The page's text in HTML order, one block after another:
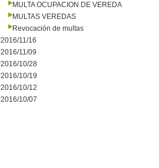
MULTA OCUPACION DE VEREDA
MULTAS VEREDAS
Revocación de multas
2016/11/16
2016/11/09
2016/10/28
2016/10/19
2016/10/12
2016/10/07